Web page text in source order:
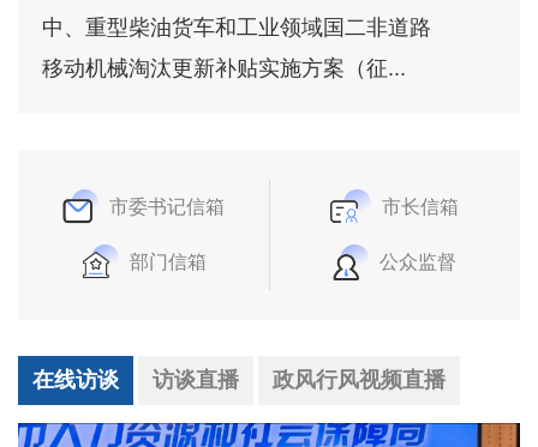
中、重型柴油货车和工业领域国二非道路
移动机械淘汰更新补贴实施方案（征...
市委书记信箱 市长信箱
部门信箱 公众监督
在线访谈 访谈直播 政风行风视频直播